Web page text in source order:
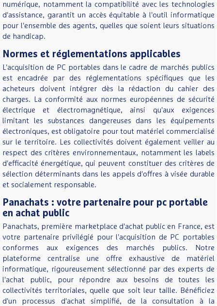
numérique, notamment la compatibilité avec les technologies
d'assistance, garantit un accès équitable à l'outil informatique
pour l'ensemble des agents, quelles que soient leurs situations
de handicap.
Normes et réglementations applicables
L'acquisition de PC portables dans le cadre de marchés publics
est encadrée par des réglementations spécifiques que les
acheteurs doivent intégrer dès la rédaction du cahier des
charges. La conformité aux normes européennes de sécurité
électrique et électromagnétique, ainsi qu'aux exigences
limitant les substances dangereuses dans les équipements
électroniques, est obligatoire pour tout matériel commercialisé
sur le territoire. Les collectivités doivent également veiller au
respect des critères environnementaux, notamment les labels
d'efficacité énergétique, qui peuvent constituer des critères de
sélection déterminants dans les appels d'offres à visée durable
et socialement responsable.
Panachats : votre partenaire pour pc portable
en achat public
Panachats, première marketplace d'achat public en France, est
votre partenaire privilégié pour l'acquisition de PC portables
conformes aux exigences des marchés publics. Notre
plateforme centralise une offre exhaustive de matériel
informatique, rigoureusement sélectionné par des experts de
l'achat public, pour répondre aux besoins de toutes les
collectivités territoriales, quelle que soit leur taille. Bénéficiez
d'un processus d'achat simplifié, de la consultation à la